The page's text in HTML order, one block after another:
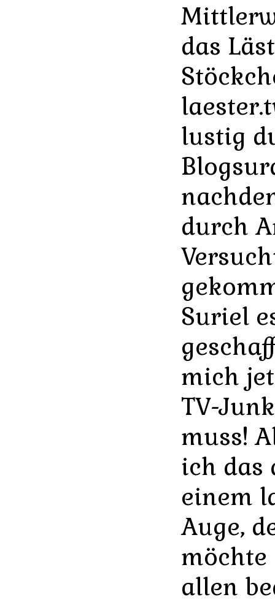
das
lustig
durch
Suriel
mich
TV-
muss!
ich das
einem
Auge,
möchte
allen